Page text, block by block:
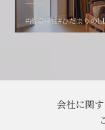
#湘南移住#ひだまりの
会社に関